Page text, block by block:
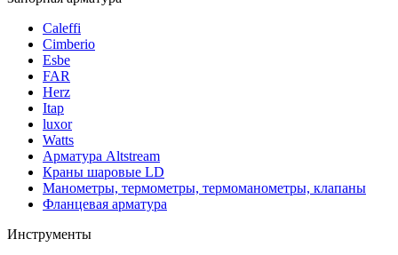
Caleffi
Cimberio
Esbe
FAR
Herz
Itap
luxor
Watts
Арматура Altstream
Краны шаровые LD
Манометры, термометры, термоманометры, клапаны
Фланцевая арматура
Инструменты